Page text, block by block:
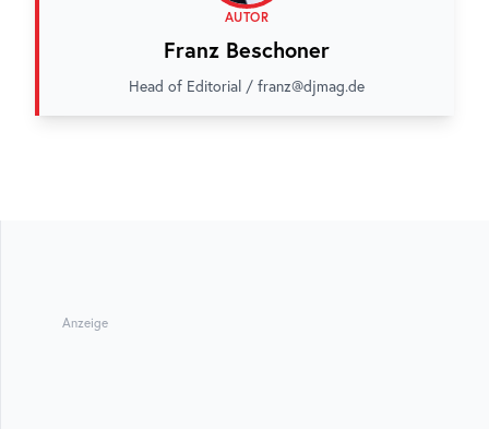
AUTOR
Franz Beschoner
Head of Editorial / franz@djmag.de
Anzeige